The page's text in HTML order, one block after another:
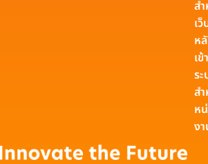
ส
เ
ห
เข้
ร
ส
ห
ง